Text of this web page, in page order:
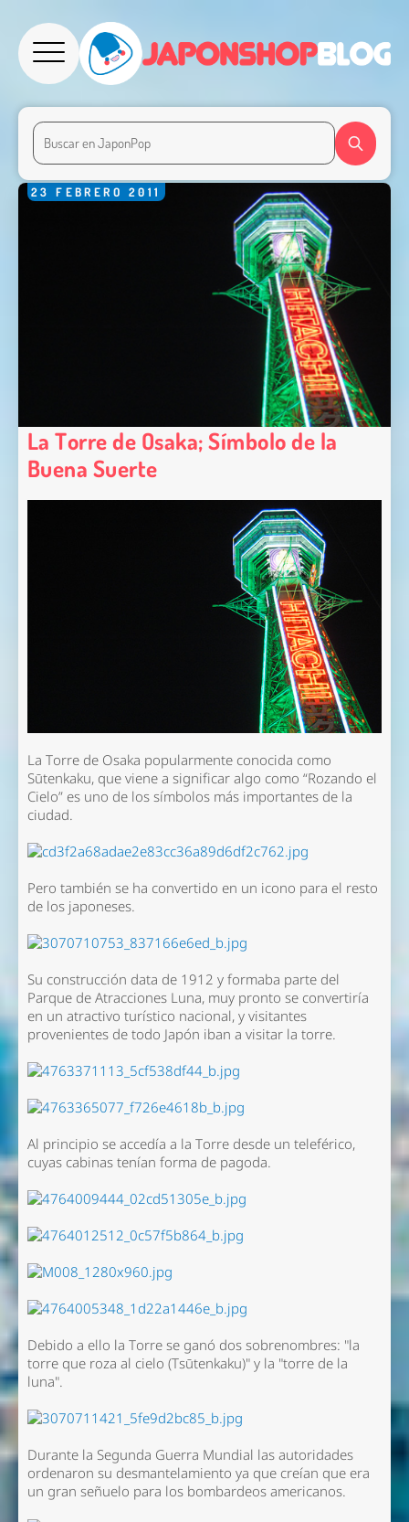
23 FEBRERO 2011
La Torre de Osaka; Símbolo de la
Buena Suerte
La Torre de Osaka popularmente conocida como
Sūtenkaku, que viene a significar algo como “Rozando el
Cielo” es uno de los símbolos más importantes de la
ciudad.
Pero también se ha convertido en un icono para el resto
de los japoneses.
Su construcción data de 1912 y formaba parte del
Parque de Atracciones Luna, muy pronto se convertiría
en un atractivo turístico nacional, y visitantes
provenientes de todo Japón iban a visitar la torre.
Al principio se accedía a la Torre desde un teleférico,
cuyas cabinas tenían forma de pagoda.
Debido a ello la Torre se ganó dos sobrenombres: "la
torre que roza al cielo (Tsūtenkaku)" y la "torre de la
luna".
Durante la Segunda Guerra Mundial las autoridades
ordenaron su desmantelamiento ya que creían que era
un gran señuelo para los bombardeos americanos.